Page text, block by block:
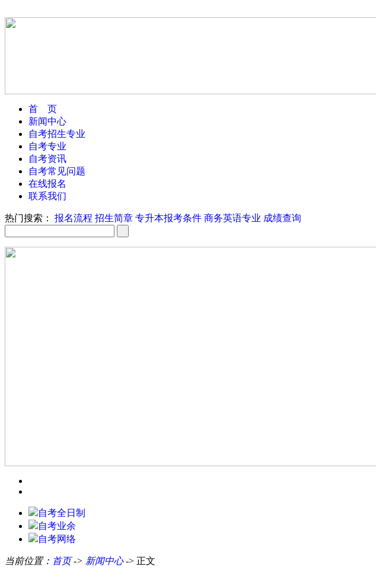
首 页
新闻中心
自考招生专业
自考专业
自考资讯
自考常见问题
在线报名
联系我们
热门搜索： 报名流程 招生简章 专升本报考条件 商务英语专业 成绩查询
自考全日制
自考业余
自考网络
当前位置： 首页-> 新闻中心-> 正文